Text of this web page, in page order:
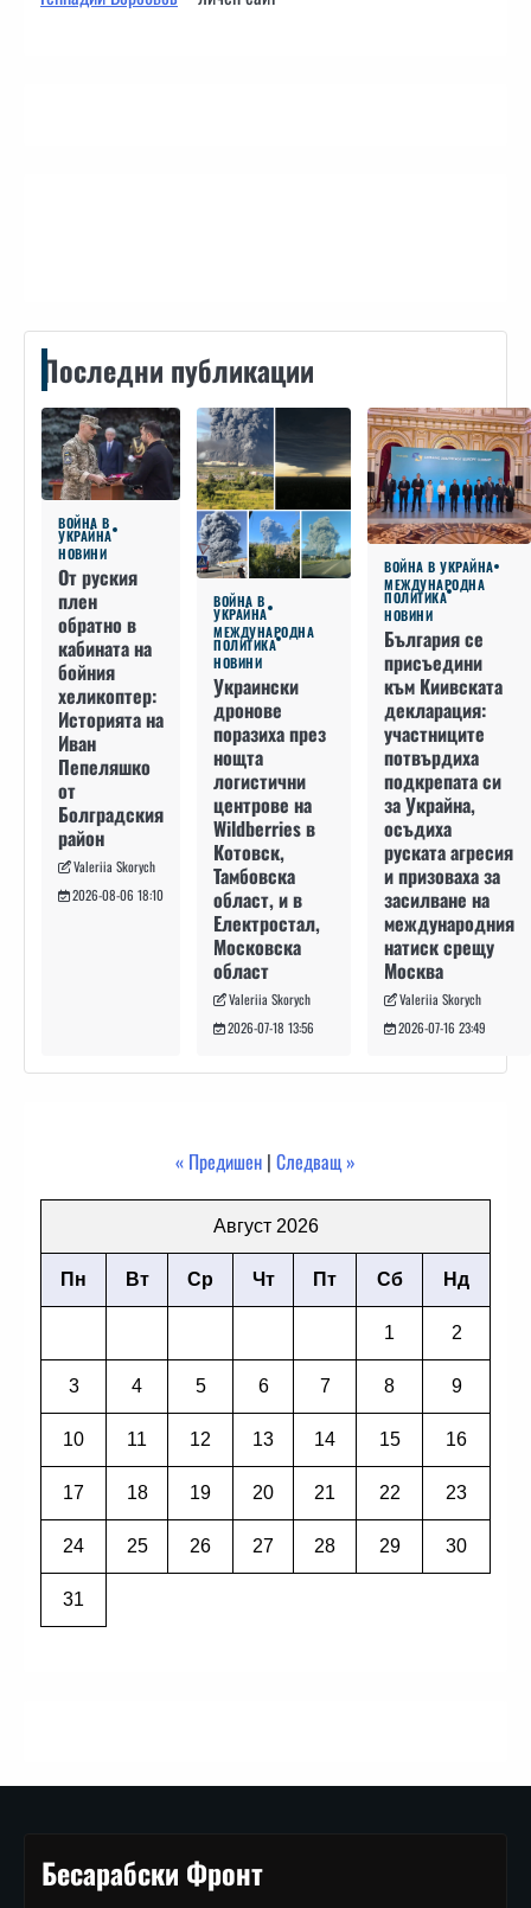
Последни публикации
ВОЙНА В
УКРАЙНА
НОВИНИ
От руския
плен
обратно в
кабината на
бойния
хеликоптер:
Историята на
Иван
Пепеляшко
от
Болградския
район
Valeriia Skorych
2026-08-06 18:10
ВОЙНА В
УКРАЙНА
МЕЖДУНАРОДНА
ПОЛИТИКА
НОВИНИ
Украински
дронове
поразиха през
нощта
логистични
центрове на
Wildberries в
Котовск,
Тамбовска
област, и в
Електростал,
Московска
област
Valeriia Skorych
2026-07-18 13:56
ВОЙНА В УКРАЙНА
МЕЖДУНАРОДНА
ПОЛИТИКА
НОВИНИ
България се
присъедини
към Киивската
декларация:
участниците
потвърдиха
подкрепата си
за Украйна,
осъдиха
руската агресия
и призоваха за
засилване на
международния
натиск срещу
Москва
Valeriia Skorych
2026-07-16 23:49
« Предишен | Следващ »
Август 2026
Пн Вт Ср Чт Пт Сб Нд
1 2
3 4 5 6 7 8 9
10 11 12 13 14 15 16
17 18 19 20 21 22 23
24 25 26 27 28 29 30
31
Бесарабски Фронт